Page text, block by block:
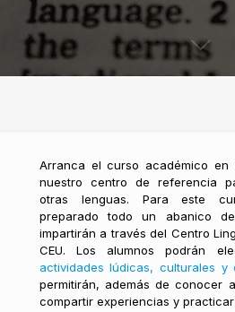
Arranca el curso académico en
nuestro centro de referencia
otras lenguas. Para este
preparado todo un abanico
impartirán a través del Centro
CEU. Los alumnos podrán
actividades lúdicas, culturales y
permitirán, además de conocer
compartir experiencias y practicar